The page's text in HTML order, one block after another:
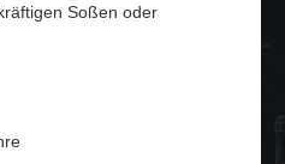
Soßen oder